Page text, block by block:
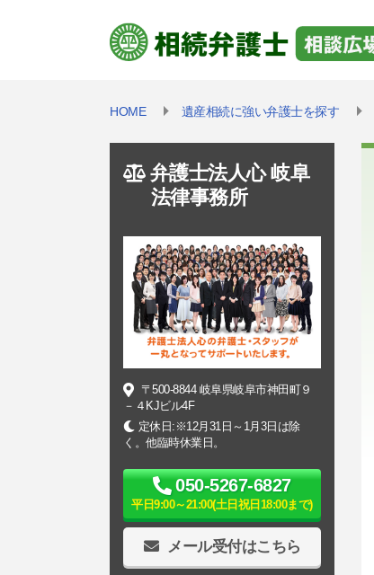
HOME 遺産相続に強い弁護士を探す
弁護士法人心 岐阜
法律事務所
〒500-8844 岐阜県岐阜市神田町９
－４KJビル4F
定休日:※12月31日～1月3日は除
く。他臨時休業日。
050-5267-6827
平日9:00～21:00(土日祝日18:00まで)
メール受付はこちら